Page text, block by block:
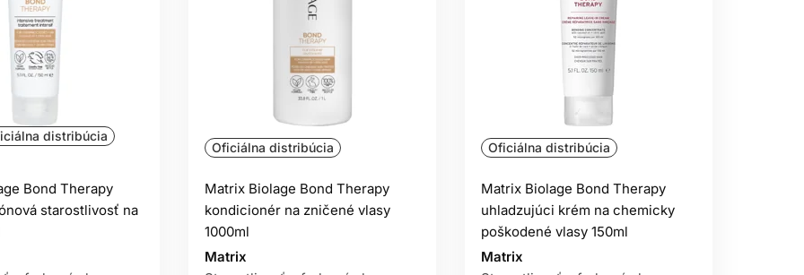
distribúcia
Bond Therapy
starostlivosť na
Oficiálna distribúcia
Matrix Biolage Bond Therapy
kondicionér na zničené vlasy
1000ml
Matrix
Oficiálna distribúcia
Matrix Biolage Bond Therapy
uhladzujúci krém na chemicky
poškodené vlasy 150ml
Matrix